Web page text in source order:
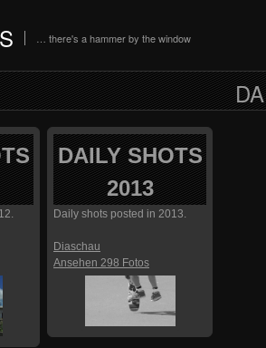
… there's a hammer by the window
DAILY SHOTS
2013
Daily shots posted in 2013.
Diaschau
Ansehen 298 Fotos